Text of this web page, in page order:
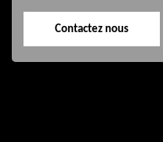
Contactez nous